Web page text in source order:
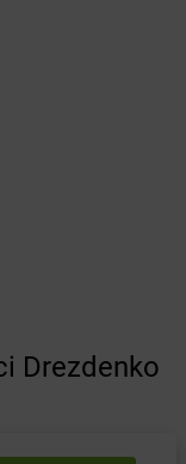
Drezdenko